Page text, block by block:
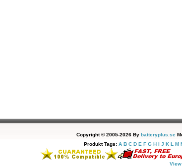
Copyright © 2005-2026 By batteryplus.se
Produkt Tags: A B C D E F G H I J K L M